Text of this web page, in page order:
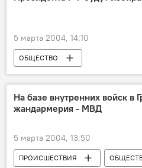
5 марта 2004, 14:10
ОБЩЕСТВО
На базе внутренних войск в
жандармерия - МВД
5 марта 2004, 13:50
ПРОИСШЕСТВИЯ